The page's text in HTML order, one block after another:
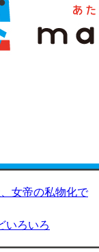
女帝の私物化で
いろいろ